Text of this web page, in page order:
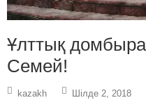
Ұлттық
Семей!
kazakh Шілде 2, 2018